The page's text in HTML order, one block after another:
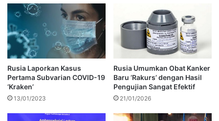
Rusia Laporkan Kasus
Pertama Subvarian COVID-19
‘Kraken’
13/01/2023
Rusia Umumkan Obat Kanker
Baru ‘Rakurs’ dengan Hasil
Pengujian Sangat Efektif
21/01/2026